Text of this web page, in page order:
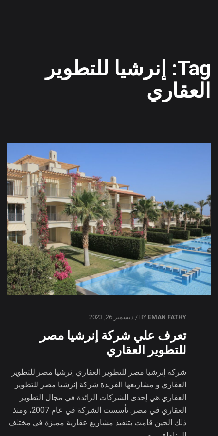
Tag: إنرشيا للتطوير
العقاري
BY EMAN FATHY / ديسمبر 26, 2023
تعرف علي شركة إنرشيا مصر
للتطوير العقاري
شركة إنرشيا مصر للتطوير العقاري إنرشيا مصر للتطوير
العقاري و مشاريعها الفريدة شركة إنرشيا مصر للتطوير
العقاري هي إحدى الشركات الرائدة في مجال التطوير
العقاري في مصر. تأسست الشركة في عام 2007، ومنذ
ذلك الحين قامت بتنفيذ مشاريع عقارية مميزة في مختلف